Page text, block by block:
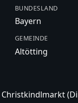
BUNDESLAND
Bayern
GEMEINDE
Altötting